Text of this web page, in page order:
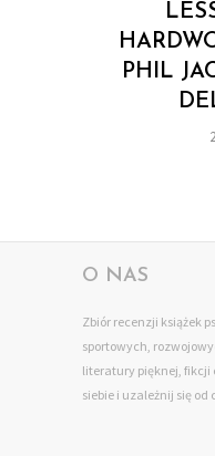
PHIL
O NAS
Zbiór recenzji książek
sportowych,
literatury pięknej, fikcji
siebie i uzależnij się od